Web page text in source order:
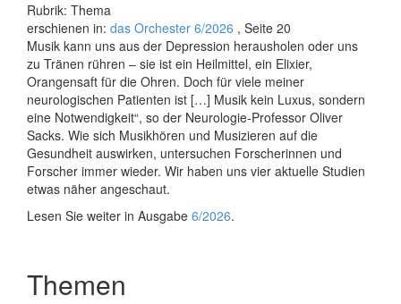
Rubrik: Thema
erschienen in: das Orchester 6/2026 , Seite 20
Musik kann uns aus der Depression herausholen oder uns
zu Tränen rühren – sie ist ein Heilmittel, ein Elixier,
Orangensaft für die Ohren. Doch für viele meiner
neurologischen Patienten ist […] Musik kein Luxus, sondern
eine Notwendigkeit“, so der Neurologie-Professor Oliver
Sacks. Wie sich Musikhören und Musizieren auf die
Gesundheit auswirken, untersuchen Forscherinnen und
Forscher immer wieder. Wir haben uns vier aktuelle Studien
etwas näher angeschaut.
Lesen Sie weiter in Ausgabe 6/2026.
Themen